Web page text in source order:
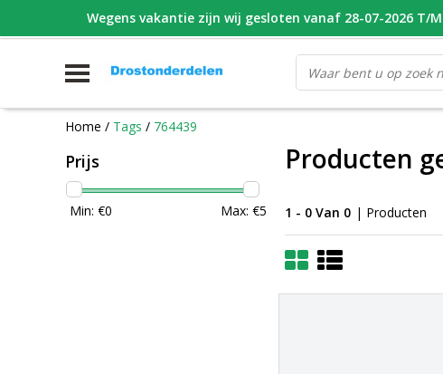
WHATSAPP FOTO VAN ONDERDEEL WAT U ZOEK VOOR
Home / Tags / 764439
Prijs
Min: €0 Max: €5
Producten
1 - 0 Van 0 | Producten
Wegens vakantie zijn wij gesloten vanaf 28-07-2026 T/